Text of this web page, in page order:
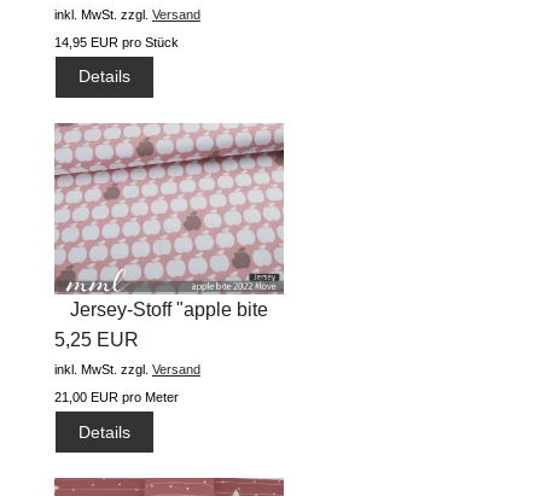
inkl. MwSt. zzgl. Versand
14,95 EUR pro Stück
Details
Jersey-Stoff "apple bite
5,25 EUR
inkl. MwSt. zzgl. Versand
21,00 EUR pro Meter
Details